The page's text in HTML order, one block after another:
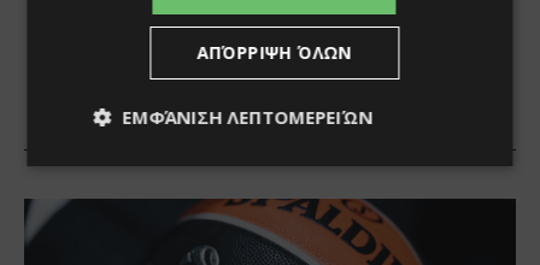
ΑΠΌΡΡΙΨΗ ΌΛΩΝ
ΕΜΦΆΝΙΣΗ ΛΕΠΤΟΜΕΡΕΙΏΝ